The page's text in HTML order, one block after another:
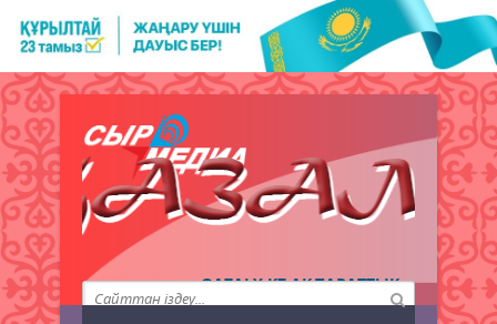
QAZALY.KZ АҚПАРАТТЫҚ
АГЕНТТІГІ